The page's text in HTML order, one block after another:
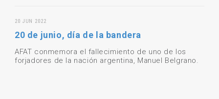
20 JUN 2022
20 de junio, día de la bandera
AFAT conmemora el fallecimiento de uno de los
forjadores de la nación argentina, Manuel Belgrano.